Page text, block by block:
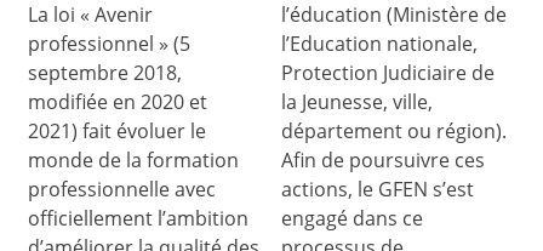
La loi « Avenir
professionnel » (5
septembre 2018,
modifiée en 2020 et
2021) fait évoluer le
monde de la formation
professionnelle avec
officiellement l’ambition
l’éducation (Ministère de
l’Education nationale,
Protection Judiciaire de
la Jeunesse, ville,
département ou région).
Afin de poursuivre ces
actions, le GFEN s’est
engagé dans ce